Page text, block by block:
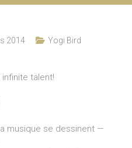
2014
Yogi Bird
talent!
musique se dessinent —